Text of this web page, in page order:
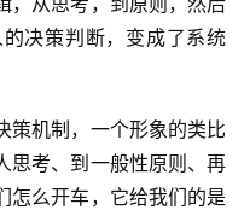
决策判断，变成了系统
策机制，一个形象的类比
思考、到一般性原则、再
怎么开车，它给我们的是